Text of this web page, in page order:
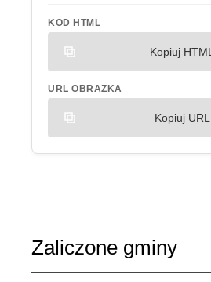
KOD HTML
Kopiuj HTML
URL OBRAZKA
Kopiuj URL
Zaliczone gminy